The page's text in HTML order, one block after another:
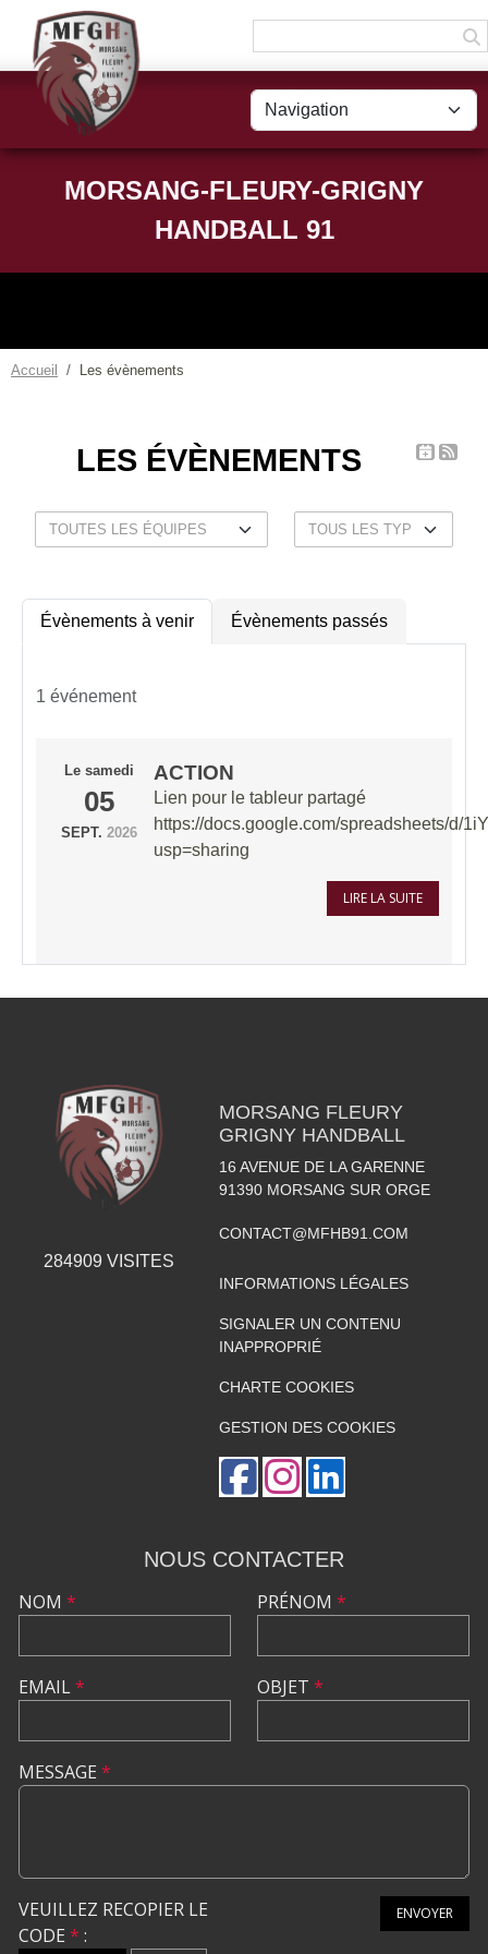
MORSANG-FLEURY-GRIGNY
HANDBALL 91
Accueil Les évènements
LES ÉVÈNEMENTS
Évènements à venir Évènements passés
1 événement
Le samedi
05
SEPT. 2026
ACTION
Lien pour le tableur partagé
https://docs.google.com/spreadsheets/d/
usp=sharing
LIRE LA SUITE
284909 VISITES
MORSANG FLEURY
GRIGNY HANDBALL
16 AVENUE DE LA GARENNE
91390 MORSANG SUR ORGE
CONTACT@MFHB91.COM
INFORMATIONS LÉGALES
SIGNALER UN CONTENU
INAPPROPRIÉ
CHARTE COOKIES
GESTION DES COOKIES
NOUS CONTACTER
NOM *
EMAIL*
PRÉNOM *
OBJET *
MESSAGE *
VEUILLEZ RECOPIER LE
CODE * :
ENVOYER
Panneau de gestion des cookies